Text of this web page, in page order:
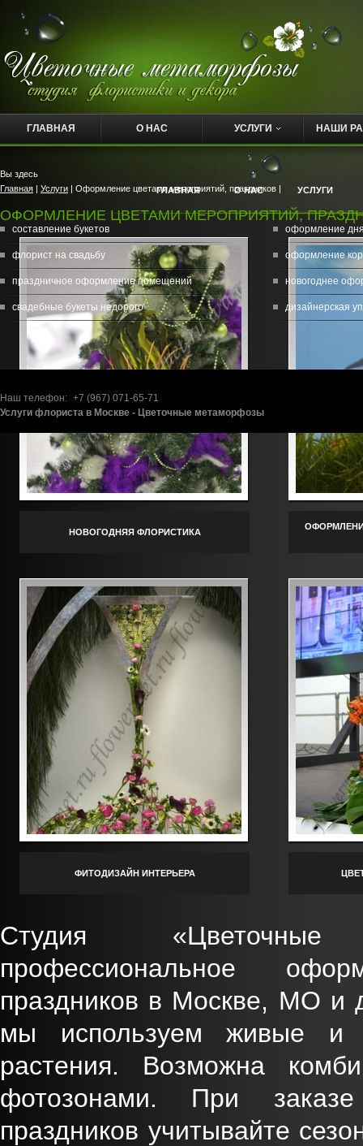
ГЛАВНАЯ О НАС УСЛУГИ НАШИ
Вы здесь
Главная | Услуги | Оформление цветами мероприятий, праздников |
ОФОРМЛЕНИЕ ЦВЕТАМИ МЕРОПРИЯТИЙ,
НОВОГОДНЯЯ ФЛОРИСТИКА
ФИТОДИЗАЙН ИНТЕРЬЕРА
Студия «Цветочные
профессиональное
праздников в Москве, МО и
мы используем живые и
растения. Возможна
фотозонами. При
праздников учитывайте
ГЛАВНАЯ О НАС УСЛУГИ
составление букетов
флорист на свадьбу
праздничное оформление помещений
свадебные букеты недорого
оформление
оформление
новогоднее
дизайнерская
Наш телефон: +7 (967) 071-65-71
Услуги флориста в Москве - Цветочные метаморфозы